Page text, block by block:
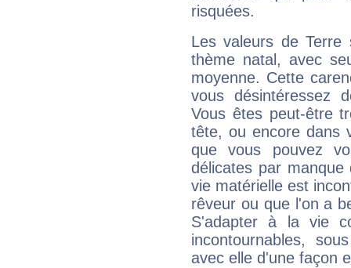
risquées.
Les valeurs de Terre
thème natal, avec
moyenne. Cette
vous désintéressez
Vous êtes peut-être
tête, ou encore dans
que vous pouvez
délicates par
vie matérielle est
rêveur ou que l'on a
S'adapter à la vie
incontournables,
avec elle d'une façon